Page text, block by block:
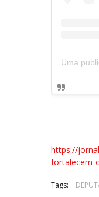
https://
fortalecem-
Tags: